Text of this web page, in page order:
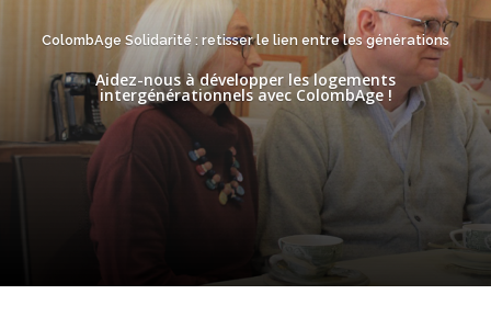
ColombAge Solidarité : retisser le lien entre les générations
Aidez-nous à développer les logements
intergénérationnels avec ColombAge !